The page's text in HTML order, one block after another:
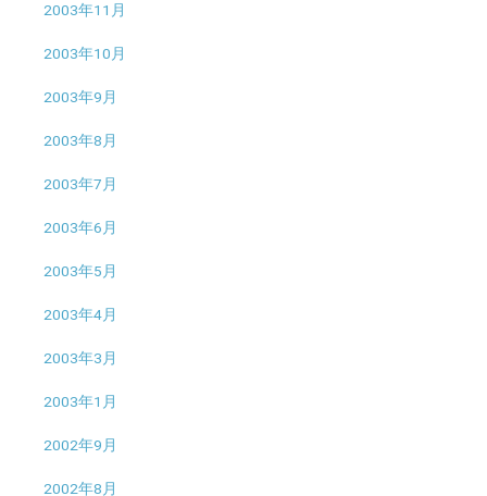
2003年11月
2003年10月
2003年9月
2003年8月
2003年7月
2003年6月
2003年5月
2003年4月
2003年3月
2003年1月
2002年9月
2002年8月